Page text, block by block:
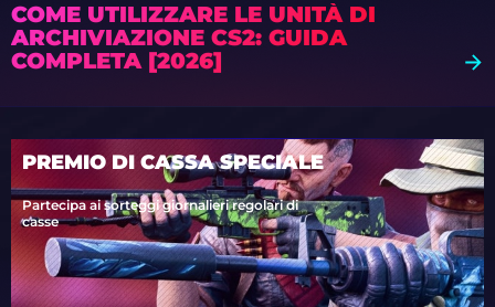
COME UTILIZZARE LE UNITÀ DI
ARCHIVIAZIONE CS2: GUIDA
COMPLETA [2026]
PREMIO DI CASSA SPECIALE
Partecipa ai sorteggi giornalieri regolari di
casse